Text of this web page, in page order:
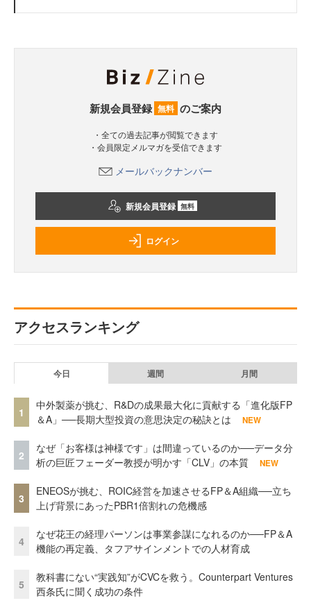
新規会員登録 無料 のご案内
・全ての過去記事が閲覧できます
・会員限定メルマガを受信できます
メールバックナンバー
新規会員登録 無料
ログイン
アクセスランキング
今日 週間 月間
1
中外製薬が挑む、R&Dの成果最大化に貢献する「進化版FP
＆A」──長期大型投資の意思決定の秘訣とは
NEW
2
なぜ「お客様は神様です」は間違っているのか──データ分
析の巨匠フェーダー教授が明かす「CLV」の本質
NEW
3
ENEOSが挑む、ROIC経営を加速させるFP＆A組織──立ち
上げ背景にあったPBR1倍割れの危機感
4
なぜ花王の経理パーソンは事業参謀になれるのか──FP＆A
機能の再定義、タフアサインメントでの人材育成
5
教科書にない“実践知”がCVCを救う。Counterpart Ventures
西条氏に聞く成功の条件